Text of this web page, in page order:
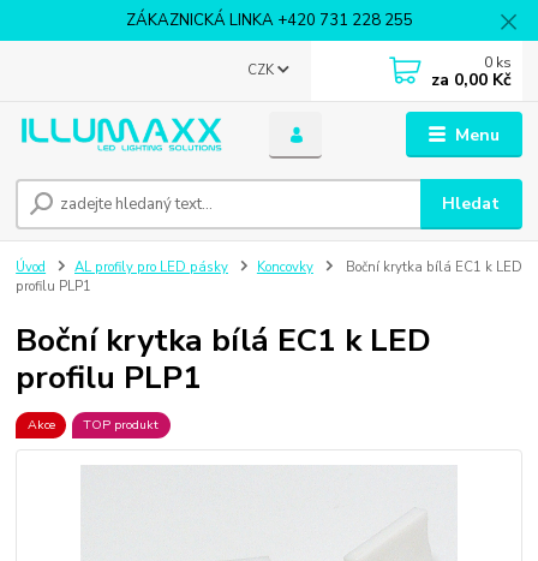
ZÁKAZNICKÁ LINKA +420 731 228 255
Menu
CZK
Hledat
0 ks
za 0,00 Kč
Úvod AL profily pro LED pásky Koncovky
Boční krytka bílá EC1 k LED
profilu PLP1
Boční krytka bílá EC1 k LED
profilu PLP1
Akce TOP produkt